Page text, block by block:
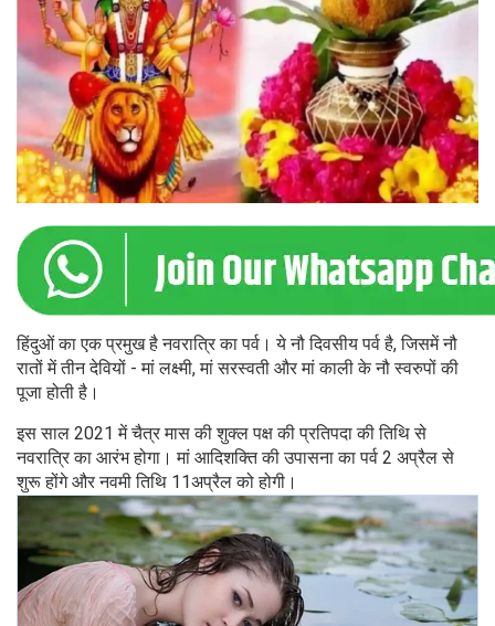
हिंदुओं का एक प्रमुख है नवरात्रि का पर्व। ये नौ दिवसीय पर्व है, जिसमें नौ
रातों में तीन देवियों - मां लक्ष्मी, मां सरस्वती और मां काली के नौ स्वरुपों की
पूजा होती है।
इस साल 2021 में चैत्र मास की शुक्ल पक्ष की प्रतिपदा की तिथि से
नवरात्रि का आरंभ होगा। मां आदिशक्ति की उपासना का पर्व 2 अप्रैल से
शुरू होंगे और नवमी तिथि 11अप्रैल को होगी।